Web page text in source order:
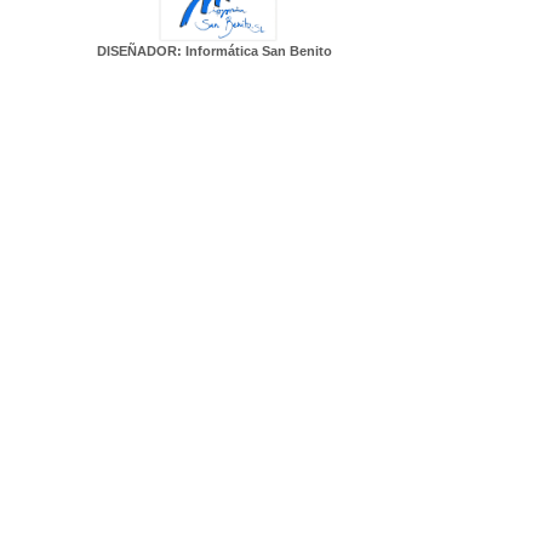
DISEÑADOR: Informática San Benito